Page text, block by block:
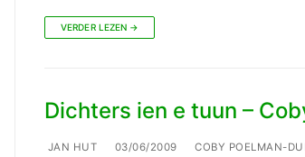
VERDER LEZEN →
Dichters ien e tuun –
JAN HUT 03/06/2009 COBY POELMAN-